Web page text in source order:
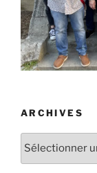
ARCHIVES
Archives